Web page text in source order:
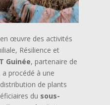
œuvre des activités
Résilience et
Guinée, partenaire de
procédé à une
de plants
du sous-